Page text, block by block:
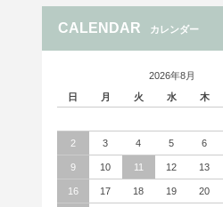
CALENDAR カレンダー
2026年8月
日
月 火 水 木
2 3 4 5 6
9 10 11 12 13
16 17 18 19 20